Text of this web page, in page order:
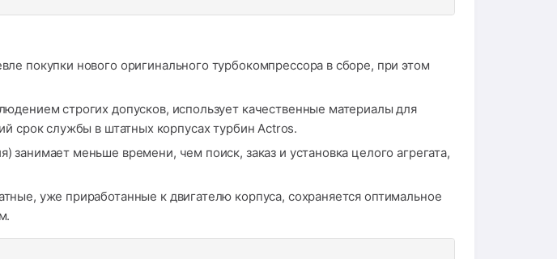
покупки нового оригинального турбокомпрессора в сборе, при этом
строгих допусков, использует качественные материалы для
срок службы в штатных корпусах турбин Actros.
меньше времени, чем поиск, заказ и установка целого агрегата,
уже приработанные к двигателю корпуса, сохраняется оптимальное